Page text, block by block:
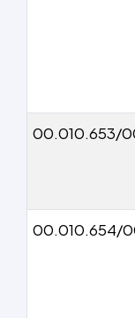
00.010.653/
00.010.654/